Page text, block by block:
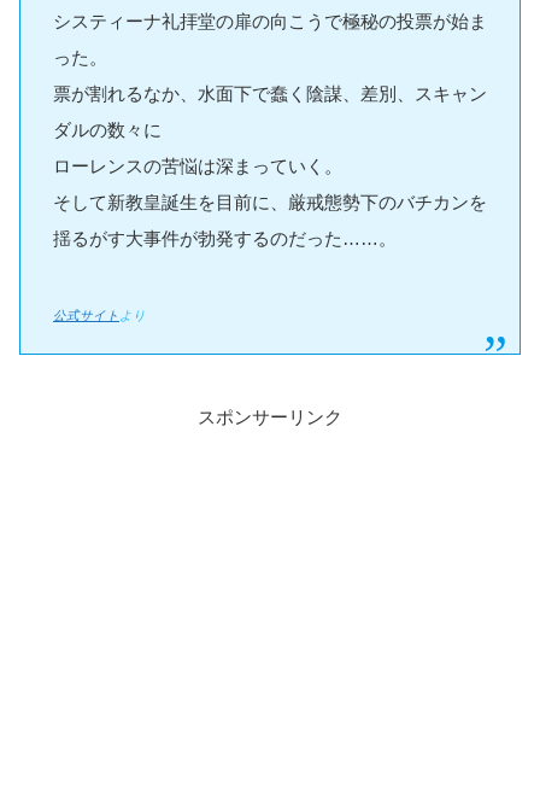
システィーナ礼拝堂の扉の向こうで極秘の投票が始ま
った。
票が割れるなか、水面下で蠢く陰謀、差別、スキャン
ダルの数々に
ローレンスの苦悩は深まっていく。
そして新教皇誕生を目前に、厳戒態勢下のバチカンを
揺るがす大事件が勃発するのだった……。
公式サイト より
スポンサーリンク